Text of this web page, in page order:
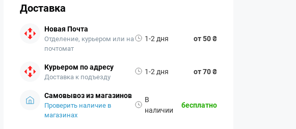
Доставка
Новая Почта
Отделение, курьером или на
почтомат
1-2 дня от 50 ₴
Курьером по адресу
Доставка к подъезду
1-2 дня от 70 ₴
Самовывоз из магазинов
Проверить наличие в
магазинах
В
наличии
бесплатно